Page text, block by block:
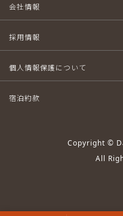
会社情報
採用情報
個人情報保護について
宿泊約款
Copyright ©
All